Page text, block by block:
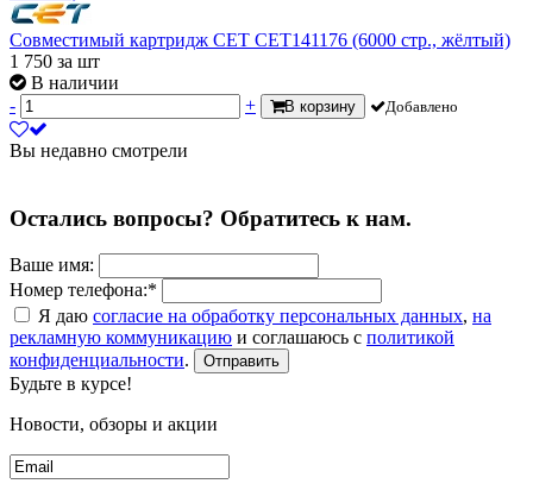
Совместимый картридж CET CET141176 (6000 стр., жёлтый)
1 750 за шт
В наличии
-
+ В корзину Добавлено
Вы недавно смотрели
Остались вопросы? Обратитесь к нам.
Ваше имя:
Номер телефона:*
Я даю согласие на обработку персональных данных, на
рекламную коммуникацию и соглашаюсь с политикой
конфиденциальности. Отправить
Будьте в курсе!
Новости, обзоры и акции